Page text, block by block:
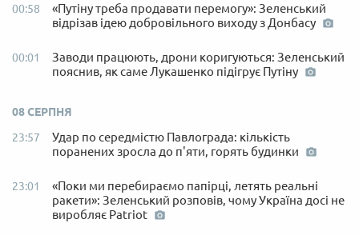
00:58
«Путіну треба продавати перемогу»: Зеленський
відрізав ідею добровільного виходу з Донбасу
00:01
Заводи працюють, дрони коригуються: Зеленський
пояснив, як саме Лукашенко підігрує Путіну
08 СЕРПНЯ
23:57
Удар по середмістю Павлограда: кількість
поранених зросла до п'яти, горять будинки
23:01
«Поки ми перебираємо папірці, летять реальні
ракети»: Зеленський розповів, чому Україна досі не
виробляє Patriot